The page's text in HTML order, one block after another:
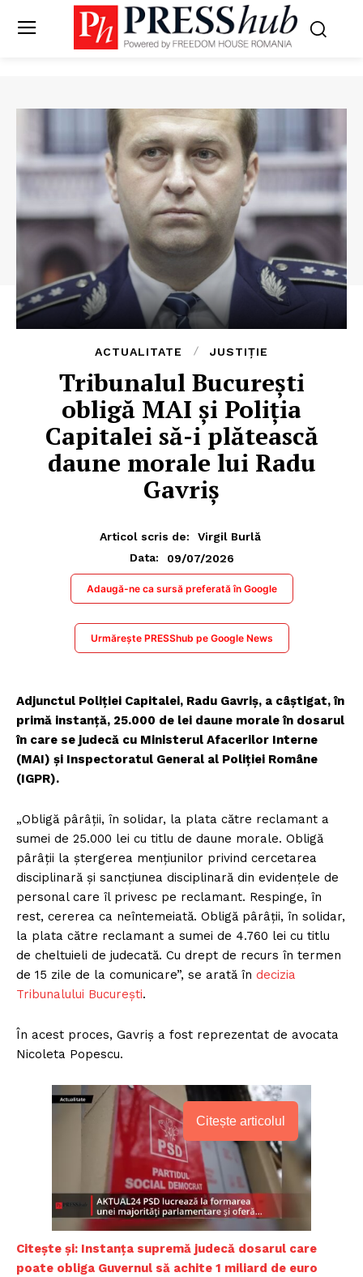
ACTUALITATE JUSTIȚIE
Tribunalul București
obligă MAI și Poliția
Capitalei să-i plătească
daune morale lui Radu
Gavriș
Articol scris de:
Virgil Burlă
Data:
09/07/2026
Adaugă-ne ca sursă preferată în Google
Urmărește PRESShub pe Google News
Adjunctul Poliției Capitalei, Radu Gavriș, a câștigat, în
primă instanță, 25.000 de lei daune morale în dosarul
în care se judecă cu Ministerul Afacerilor Interne
(MAI) și Inspectoratul General al Poliției Române
(IGPR).
„Obligă pârâții, în solidar, la plata către reclamant a
sumei de 25.000 lei cu titlu de daune morale. Obligă
pârâții la ștergerea mențiunilor privind cercetarea
disciplinară și sancțiunea disciplinară din evidențele de
personal care îl privesc pe reclamant. Respinge, în
rest, cererea ca neîntemeiată. Obligă pârâții, în solidar,
la plata către reclamant a sumei de 4.760 lei cu titlu
de cheltuieli de judecată. Cu drept de recurs în termen
de 15 zile de la comunicare”, se arată în decizia
Tribunalului București.
În acest proces, Gavriș a fost reprezentat de avocata
Nicoleta Popescu.
Citește articolul
Citește și: Instanța supremă judecă dosarul care
poate obliga Guvernul să achite 1 miliard de euro